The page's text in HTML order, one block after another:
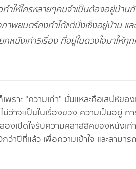
ให้ใครหลายๆคนจำเป็นต้องอยู่บ้าน
าพยนตร์คงทำได้แต่นั่งเซ็งอยู่บ้าน แล
นังเก่า5เรื่อง ที่อยู่ในดวงใจมาให้ทุ
ะ "ความเก่า" นั่นแหละคือเสน่ห์ขอ
าจะเป็นในเรื่องของ ความเป็นอยู่ กา
งเปิดใจรับความคลาสสิคของหนังเก่
ว่าปีที่แล้ว เพื่อความเข้าใจ และสามาร